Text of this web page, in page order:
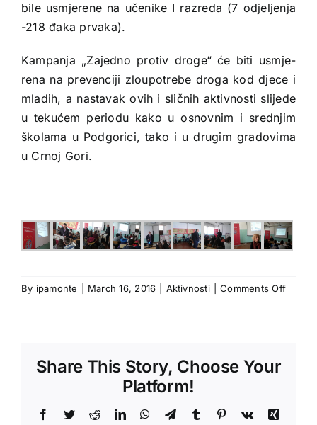
bile usmjerene na učenike I razreda (7 odjeljenja
-218 đaka prvaka).
Kam­pa­nja „Za­jed­no pro­tiv dro­ge“ će bi­ti usmje­
rena na pre­ven­ci­ji zlo­u­po­tre­be dro­ga kod dje­ce i
mla­dih, a nastavak ovih i sličnih aktivnosti slijede
u tekućem periodu kako u osnovnim i srednjim
školama u Podgorici, tako i u drugim gradovima
u Crnoj Gori.
By ipamonte March 16, 2016 Aktivnosti Comments Offon
Share This Story, Choose Your
Platform!
Facebook
TwitterRedditLinkedInWhatsApp
TelegramTumblr Pinterest
Vk
Xing